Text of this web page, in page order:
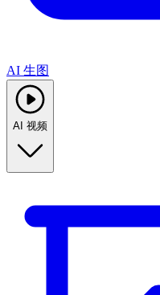
AI 生图
AI 视频